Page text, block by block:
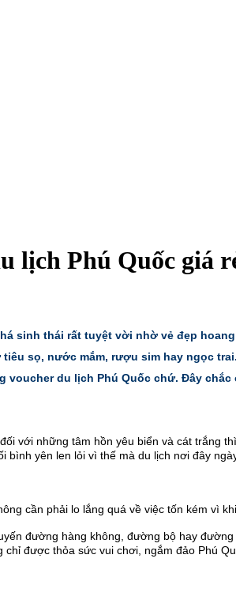
lịch Phú Quốc giá
sinh thái rất tuyệt vời nhờ vẻ đẹp
sọ, nước mắm, rượu sim hay ngọc
du lịch Phú Quốc chứ. Đây
với những tâm hồn yêu biển và cát trắng
yên len lỏi vì thế mà du lịch nơi đây
cần phải lo lắng quá về việc tốn kém vì
đường hàng không, đường bộ hay
được thỏa sức vui chơi, ngắm đảo Phú